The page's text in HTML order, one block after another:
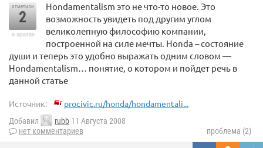
отметили
2
в архиве
Hondamentalism это не что-то новое. Это
возможность увидеть под другим углом
великолепную философию компании,
построенной на силе мечты. Honda – состояние
души и теперь это удобно выражать одним словом —
Hondamentalism… понятие, о котором и пойдет речь в
данной статье
Источник: procivic.ru/honda/hondamentali...
Добавил rubb 11 Августа 2008
нет комментариев
проблема (2)